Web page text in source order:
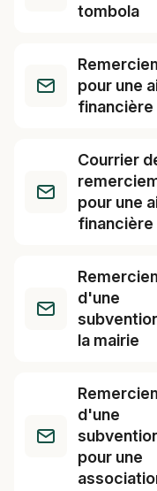
tombola
pour une
financière
Courrier
pour une
financière
d'une
la mairie
d'une
pour une